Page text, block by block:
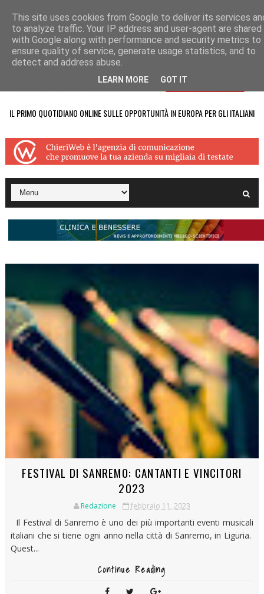
IL PRIMO QUOTIDIANO ONLINE SULLE OPPORTUNITÀ IN EUROPA PER GLI ITALIANI
FESTIVAL DI SANREMO: CANTANTI E VINCITORI
2023
Redazione febbraio 11, 2023
Il Festival di Sanremo è uno dei più importanti eventi musicali
italiani che si tiene ogni anno nella città di Sanremo, in Liguria.
Quest...
Continue Reading
This site uses cookies from Google to deliver its services
to analyze traffic. Your IP address and user-agent are shared
with Google along with performance and security metrics to
ensure quality of service, generate usage statistics, and to
detect and address abuse.
LEARN MORE GOT IT